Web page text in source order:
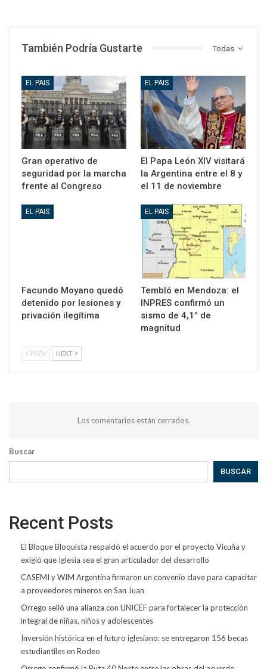
Todas
También Podría Gustarte
EL PAIS
Gran operativo de
seguridad por la marcha
frente al Congreso
EL PAIS
El Papa León XIV visitará
la Argentina entre el 8 y
el 11 de noviembre
EL PAIS
Facundo Moyano quedó
detenido por lesiones y
privación ilegítima
EL PAIS
Tembló en Mendoza: el
INPRES confirmó un
sismo de 4,1° de
magnitud
PREV NEXT
Los comentarios están cerrados.
Buscar
BUSCAR
Recent Posts
El Bloque Bloquista respaldó el acuerdo por el proyecto Vicuña y
exigió que Iglesia sea el gran articulador del desarrollo
CASEMI y WIM Argentina firmaron un convenio clave para capacitar
a proveedores mineros en San Juan
Orrego selló una alianza con UNICEF para fortalecer la protección
integral de niñas, niños y adolescentes
Inversión histórica en el futuro iglesiano: se entregaron 156 becas
estudiantiles en Rodeo